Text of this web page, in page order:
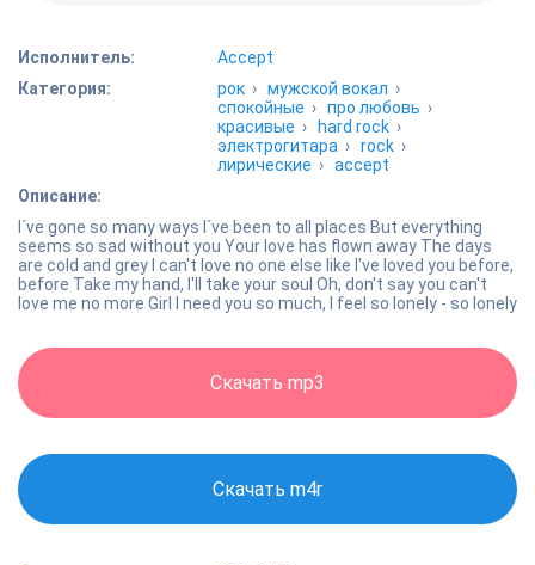
Исполнитель:
Accept
Категория:
рок ›мужской вокал ›
спокойные ›про любовь ›
красивые › hard rock ›
электрогитара ›rock ›
лирические ›accept
Описание:
I´ve gone so many ways I´ve been to all places But everything
seems so sad without you Your love has flown away The days
are cold and grey I can't love no one else like I've loved you before,
before Take my hand, I'll take your soul Oh, don't say you can't
love me no more Girl I need you so much, I feel so lonely - so lonely
Скачать mp3
Скачать m4r